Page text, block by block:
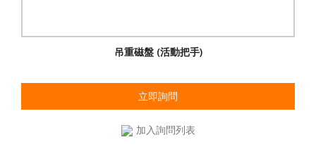
吊重磁盤 (活動把手)
立即詢問
加入詢問列表